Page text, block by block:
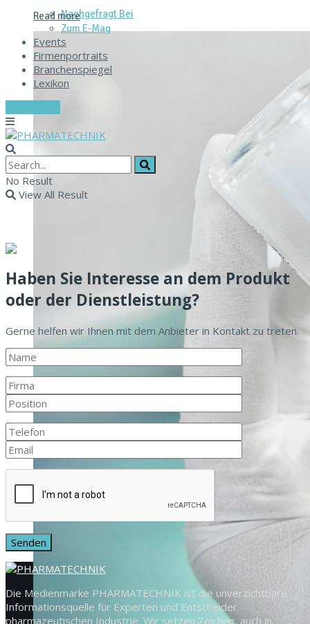
Nachgefragt Bei
Read more
Zum E‑Mag
Events
Firmenportraits
Branchenspiegel
Lexikon
No Result
View All Result
Haben Sie Interesse an dem Produkt
oder der Dienstleistung?
Gerne helfen wir Ihnen mit dem Anbieter in Kontakt zu treten.
Die Medienmarke PHARMATECHNIK ist die unverzichtbare
Informationsquelle für Experten und Entscheider
pharmazeutischen Industrie. Wir setzen Zeichen, auch in